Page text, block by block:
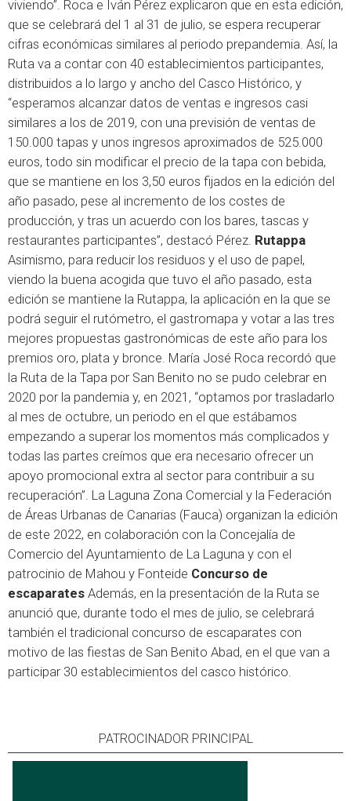
viviendo”. Roca e Iván Pérez explicaron que en esta edición,
que se celebrará del 1 al 31 de julio, se espera recuperar
cifras económicas similares al periodo prepandemia. Así, la
Ruta va a contar con 40 establecimientos participantes,
distribuidos a lo largo y ancho del Casco Histórico, y
“esperamos alcanzar datos de ventas e ingresos casi
similares a los de 2019, con una previsión de ventas de
150.000 tapas y unos ingresos aproximados de 525.000
euros, todo sin modificar el precio de la tapa con bebida,
que se mantiene en los 3,50 euros fijados en la edición del
año pasado, pese al incremento de los costes de
producción, y tras un acuerdo con los bares, tascas y
restaurantes participantes”, destacó Pérez. Rutappa
Asimismo, para reducir los residuos y el uso de papel,
viendo la buena acogida que tuvo el año pasado, esta
edición se mantiene la Rutappa, la aplicación en la que se
podrá seguir el rutómetro, el gastromapa y votar a las tres
mejores propuestas gastronómicas de este año para los
premios oro, plata y bronce. María José Roca recordó que
la Ruta de la Tapa por San Benito no se pudo celebrar en
2020 por la pandemia y, en 2021, “optamos por trasladarlo
al mes de octubre, un periodo en el que estábamos
empezando a superar los momentos más complicados y
todas las partes creímos que era necesario ofrecer un
apoyo promocional extra al sector para contribuir a su
recuperación”. La Laguna Zona Comercial y la Federación
de Áreas Urbanas de Canarias (Fauca) organizan la edición
de este 2022, en colaboración con la Concejalía de
Comercio del Ayuntamiento de La Laguna y con el
patrocinio de Mahou y Fonteide Concurso de
escaparates Además, en la presentación de la Ruta se
anunció que, durante todo el mes de julio, se celebrará
también el tradicional concurso de escaparates con
motivo de las fiestas de San Benito Abad, en el que van a
participar 30 establecimientos del casco histórico.
PATROCINADOR PRINCIPAL